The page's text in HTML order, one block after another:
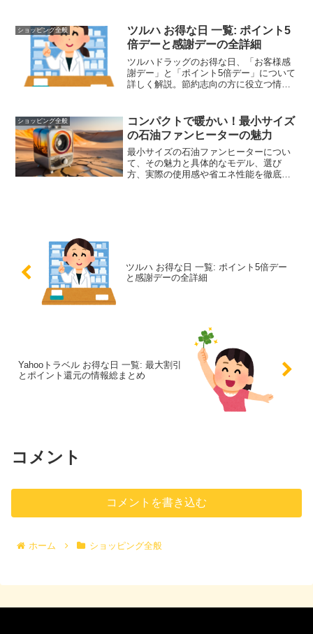
も解説します。効率よくポイントを貯
め、家計を節約したい方は必見です。
ショッピング全般
ツルハ お得な日 一覧: ポイント5
倍デーと感謝デーの全詳細
ツルハドラッグのお得な日、「お客様感
謝デー」と「ポイント5倍デー」について
詳しく解説。節約志向の方に役立つ情報
ショッピング全般
コンパクトで暖かい！最小サイズ
の石油ファンヒーターの魅力
最小サイズの石油ファンヒーターについ
て、その魅力と具体的なモデル、選び
方、実際の使用感や省エネ性能を徹底解
ツルハ お得な日 一覧: ポイント5倍デー
と感謝デーの全詳細
Yahooトラベル お得な日 一覧: 最大割引
とポイント還元の情報総まとめ
コメント
コメントを書き込む
ホーム ショッピング全般